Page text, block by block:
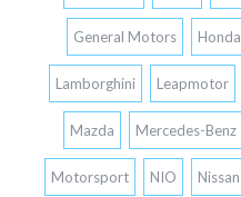
General Motors Honda
Lamborghini Leapmotor
Mazda Mercedes-Benz
Motorsport NIO Nissan